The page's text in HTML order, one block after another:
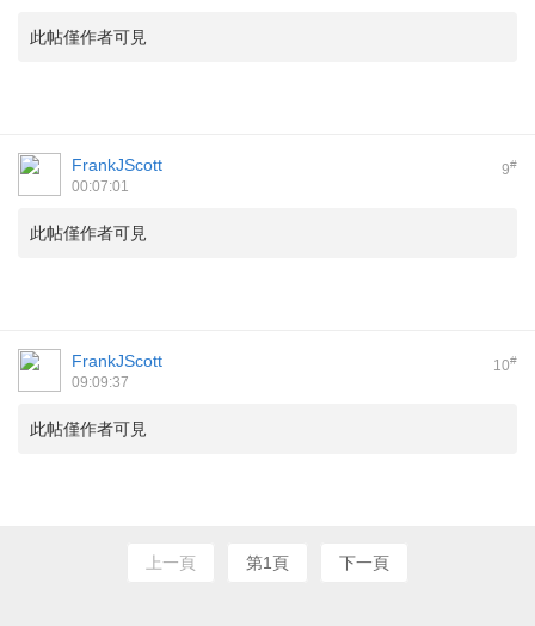
此帖僅作者可見
9#
FrankJScott
00:07:01
此帖僅作者可見
10#
FrankJScott
09:09:37
此帖僅作者可見
上一頁 第1頁 下一頁